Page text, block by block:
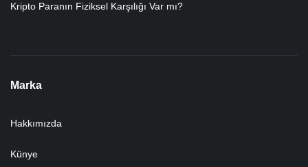
Kripto Paranın Fiziksel Karşılığı Var mı?
Marka
Hakkımızda
Künye